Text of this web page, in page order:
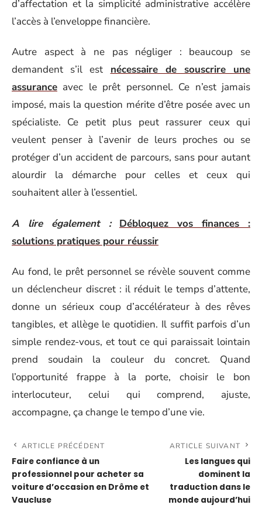
d’affectation et la simplicité administrative accélère
l’accès à l’enveloppe financière.
Autre aspect à ne pas négliger : beaucoup se
demandent s’il est nécessaire de souscrire une
assurance avec le prêt personnel. Ce n’est jamais
imposé, mais la question mérite d’être posée avec un
spécialiste. Ce petit plus peut rassurer ceux qui
veulent penser à l’avenir de leurs proches ou se
protéger d’un accident de parcours, sans pour autant
alourdir la démarche pour celles et ceux qui
souhaitent aller à l’essentiel.
A lire également :
Débloquez vos finances :
solutions pratiques pour réussir
Au fond, le prêt personnel se révèle souvent comme
un déclencheur discret : il réduit le temps d’attente,
donne un sérieux coup d’accélérateur à des rêves
tangibles, et allège le quotidien. Il suffit parfois d’un
simple rendez-vous, et tout ce qui paraissait lointain
prend soudain la couleur du concret. Quand
l’opportunité frappe à la porte, choisir le bon
interlocuteur, celui qui comprend, ajuste,
accompagne, ça change le tempo d’une vie.
ARTICLE PRÉCÉDENT
Faire confiance à un
professionnel pour acheter sa
voiture d’occasion en Drôme et
Vaucluse
ARTICLE SUIVANT
Les langues qui
dominent la
traduction dans le
monde aujourd’hui